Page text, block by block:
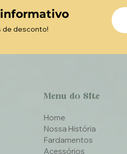
de desconto!
Menu do Site
Home
Nossa História
Fardamentos
Acessórios